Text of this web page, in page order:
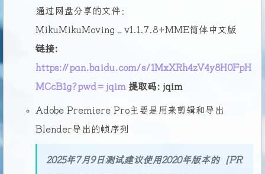
通过网盘分享的文件：
MikuMikuMoving_v1.1.7.8+MME简体中文版
链接:
https://pan.baidu.com/s/1MxXRh4zV4y8H0FpH
MCcB1g?pwd=jqim提取码: jqim
Adobe Premiere Pro主要是用来剪辑和导出
Blender导出的帧序列
2025年7月9日测试建议使用2020年版本的[PR